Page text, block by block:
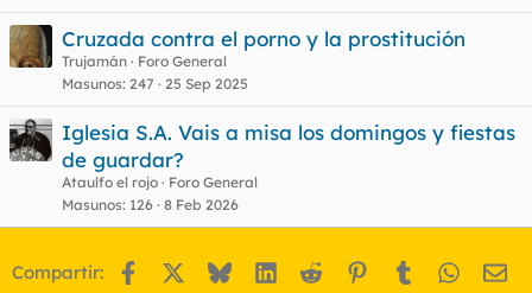
a
Cruzada contra el porno y la prostitución
Trujamán
Foro General
Masunos 247 25 Sep 2025
Iglesia S.A. Vais a misa los domingos y fiestas
de guardar?
Ataulfo el rojo
Foro General
Masunos 126 8 Feb 2026
Compartir: Facebook BlueskyLinkedIn
Reddit Pinterest
Tumblr